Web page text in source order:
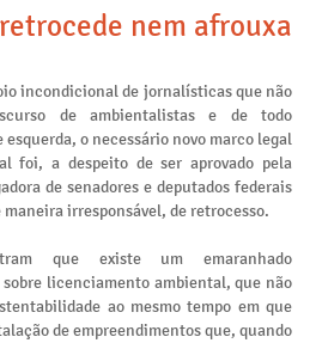
nem afrouxa
incondicional de jornalísticas que não
de ambientalistas e de todo
o necessário novo marco legal
foi, a despeito de ser aprovado pela
de senadores e deputados federais
irresponsável, de retrocesso.
que existe um emaranhado
licenciamento ambiental, que não
ao mesmo tempo em que
de empreendimentos que, quando